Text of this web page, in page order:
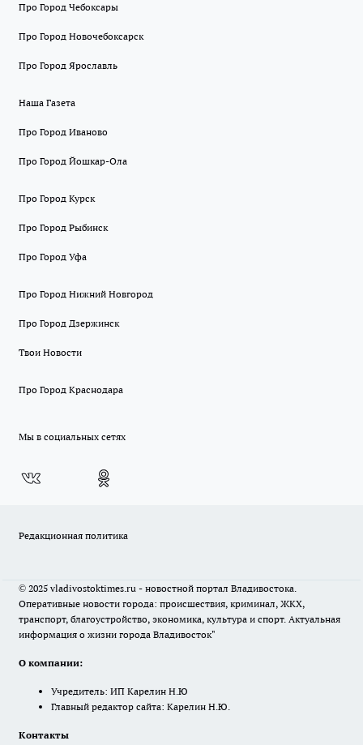
Про Город Чебоксары
Про Город Новочебоксарск
Про Город Ярославль
Наша Газета
Про Город Иваново
Про Город Йошкар-Ола
Про Город Курск
Про Город Рыбинск
Про Город Уфа
Про Город Нижний Новгород
Про Город Дзержинск
Твои Новости
Про Город Краснодара
Мы в социальных сетях
Редакционная политика
© 2025 vladivostoktimes.ru - новостной портал Владивостока.
Оперативные новости города: происшествия, криминал, ЖКХ,
транспорт, благоустройство, экономика, культура и спорт. Актуальная
информация о жизни города Владивосток"
О компании:
Учредитель: ИП Карелин Н.Ю
Главный редактор сайта: Карелин Н.Ю.
Контакты